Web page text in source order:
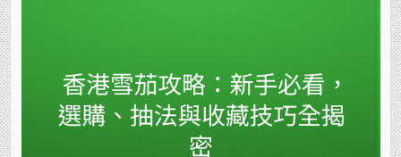
看，
選
購、
抽
法
與